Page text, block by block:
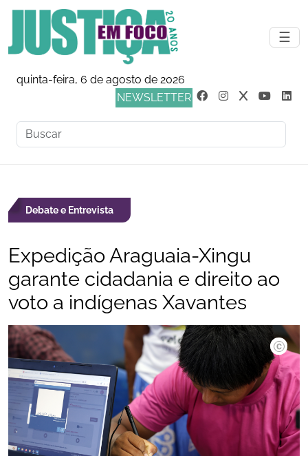
☰
quinta-feira, 6 de agosto de 2026
NEWSLETTER
Debate e Entrevista
Expedição Araguaia-Xingu
garante cidadania e direito ao
voto a indígenas Xavantes
Josi Dias